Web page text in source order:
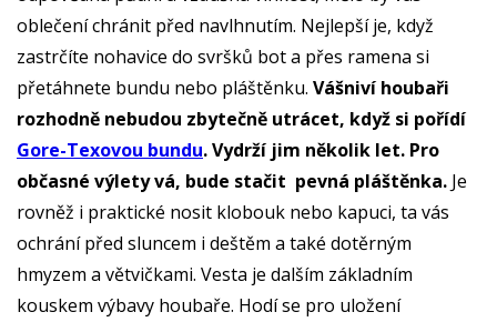
oblečení chránit před navlhnutím. Nejlepší je, když
zastrčíte nohavice do svršků bot a přes ramena si
přetáhnete bundu nebo pláštěnku. Vášniví houbaři
rozhodně nebudou zbytečně utrácet, když si pořídí
Gore-Texovou bundu. Vydrží jim několik let. Pro
občasné výlety vá, bude stačit pevná pláštěnka. Je
rovněž i praktické nosit klobouk nebo kapuci, ta vás
ochrání před sluncem i deštěm a také dotěrným
hmyzem a větvičkami. Vesta je dalším základním
kouskem výbavy houbaře. Hodí se pro uložení